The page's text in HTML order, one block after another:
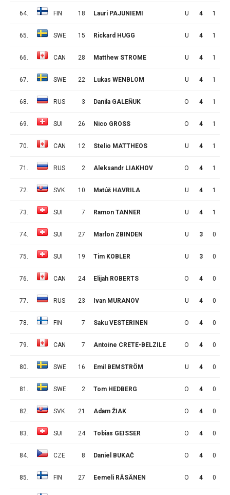
64. FIN 18 Lauri PAJUNIEMI U 4 1
65. SWE 15 Rickard HUGG U 4 1
66. CAN 28 Matthew STROME U 4 1
67. SWE 22 Lukas WENBLOM U 4 1
68. RUS 3 Danila GALEŇUK O 4 1
69. SUI 26 Nico GROSS O 4 1
70. CAN 12 Stelio MATTHEOS U 4 1
71. RUS 2 Aleksandr LIAKHOV O 4 1
72. SVK 10 Matúš HAVRILA U 4 1
73. SUI 7 Ramon TANNER U 4 1
74. SUI 27 Marlon ZBINDEN U 3 0
75. SUI 19 Tim KOBLER U 3 0
76. CAN 24 Elijah ROBERTS O 4 0
77. RUS 23 Ivan MURANOV U 4 0
78. FIN 7 Saku VESTERINEN O 4 0
79. CAN 7 Antoine CRETE-BELZILE O 4 0
80. SWE 16 Emil BEMSTRÖM U 4 0
81. SWE 2 Tom HEDBERG O 4 0
82. SVK 21 Adam ŽIAK O 4 0
83. SUI 24 Tobias GEISSER O 4 0
84. CZE 8 Daniel BUKAČ O 4 0
85. FIN 27 Eemeli RÄSÄNEN O 4 0